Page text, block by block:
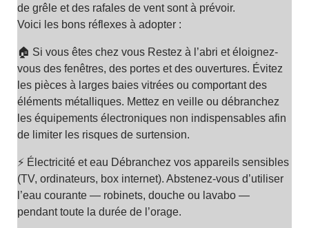
de grêle et des rafales de vent sont à prévoir.
Voici les bons réflexes à adopter :
🏠 Si vous êtes chez vous Restez à l’abri et éloignez-
vous des fenêtres, des portes et des ouvertures. Évitez
les pièces à larges baies vitrées ou comportant des
éléments métalliques. Mettez en veille ou débranchez
les équipements électroniques non indispensables afin
de limiter les risques de surtension.
⚡ Électricité et eau Débranchez vos appareils sensibles
(TV, ordinateurs, box internet). Abstenez-vous d’utiliser
l’eau courante — robinets, douche ou lavabo —
pendant toute la durée de l’orage.